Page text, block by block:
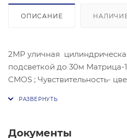
ОПИСАНИЕ
2МР уличная
подсветкой до 30м Матрица-
CMOS ; Чувствительность-
1080@30к/с;механический
Документы